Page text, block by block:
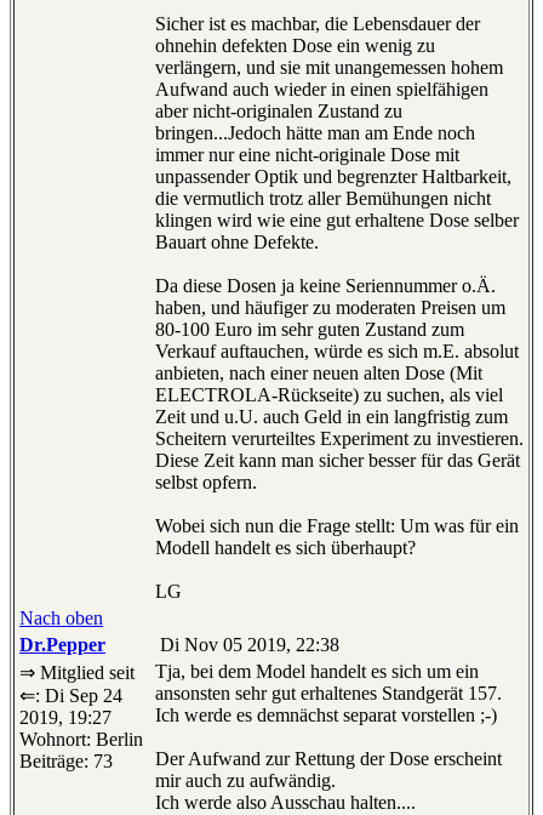
Sicher ist es machbar, die Lebensdauer der
ohnehin defekten Dose ein wenig zu
verlängern, und sie mit unangemessen hohem
Aufwand auch wieder in einen spielfähigen
aber nicht-originalen Zustand zu
bringen...Jedoch hätte man am Ende noch
immer nur eine nicht-originale Dose mit
unpassender Optik und begrenzter Haltbarkeit,
die vermutlich trotz aller Bemühungen nicht
klingen wird wie eine gut erhaltene Dose selber
Bauart ohne Defekte.
Da diese Dosen ja keine Seriennummer o.Ä.
haben, und häufiger zu moderaten Preisen um
80-100 Euro im sehr guten Zustand zum
Verkauf auftauchen, würde es sich m.E. absolut
anbieten, nach einer neuen alten Dose (Mit
ELECTROLA-Rückseite) zu suchen, als viel
Zeit und u.U. auch Geld in ein langfristig zum
Scheitern verurteiltes Experiment zu investieren.
Diese Zeit kann man sicher besser für das Gerät
selbst opfern.
Wobei sich nun die Frage stellt: Um was für ein
Modell handelt es sich überhaupt?
LG
Nach oben
Dr.Pepper
Di Nov 05 2019, 22:38
⇒ Mitglied seit
⇐: Di Sep 24
2019, 19:27
Wohnort: Berlin
Beiträge: 73
Tja, bei dem Model handelt es sich um ein
ansonsten sehr gut erhaltenes Standgerät 157.
Ich werde es demnächst separat vorstellen ;-)
Der Aufwand zur Rettung der Dose erscheint
mir auch zu aufwändig.
Ich werde also Ausschau halten....